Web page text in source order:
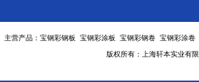
主营产品：宝钢彩钢板 宝钢彩涂板 宝钢彩钢卷 宝钢彩涂
版权所有：上海轩本实业有限